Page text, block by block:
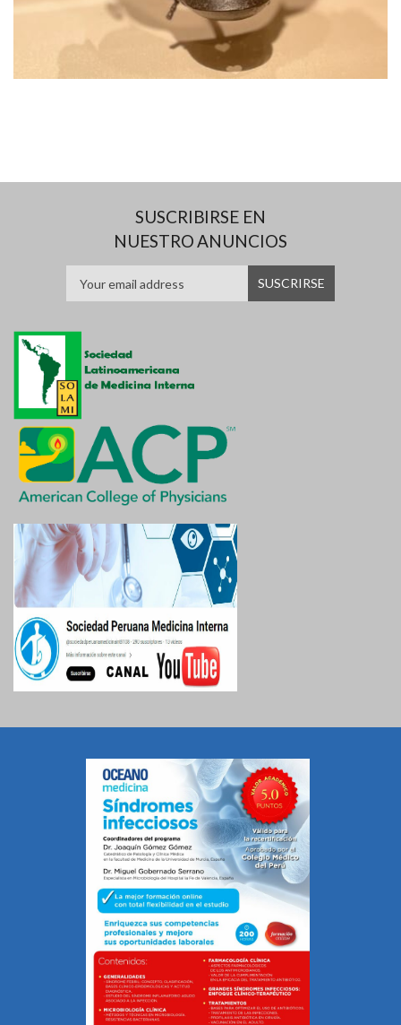
SUSCRIBIRSE EN
NUESTRO ANUNCIOS